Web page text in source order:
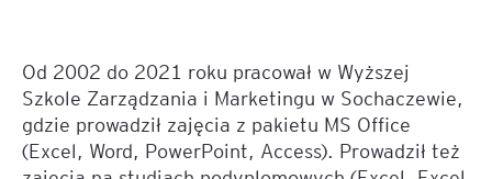
Od 2002 do 2021 roku pracował w Wyższej
Szkole Zarządzania i Marketingu w Sochaczewie,
gdzie prowadził zajęcia z pakietu MS Office
(Excel, Word, PowerPoint, Access). Prowadził też